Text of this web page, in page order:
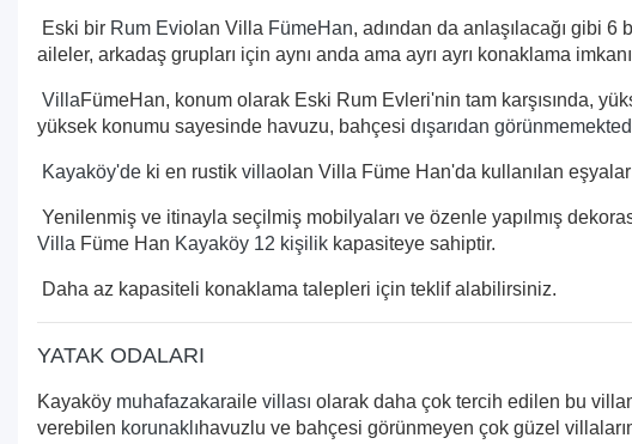
Eski bir Rum Eviolan Villa FümeHan, adından da anlaşılacağı gibi 6
aileler, arkadaş grupları için aynı anda ama ayrı ayrı konaklama
VillaFümeHan, konum olarak Eski Rum Evleri'nin tam karşısında,
yüksek konumu sayesinde havuzu, bahçesi dışarıdan
Kayaköy'de ki en rustik villaolan Villa Füme Han'da kullanılan
Yenilenmiş ve itinayla seçilmiş mobilyaları ve özenle yapılmış
Villa Füme Han Kayaköy 12 kişilik kapasiteye sahiptir.
Daha az kapasiteli konaklama talepleri için teklif alabilirsiniz.
YATAK ODALARI
Kayaköy muhafazakaraile villası olarak daha çok tercih edilen bu
verebilen korunaklıhavuzlu ve bahçesi görünmeyen çok güzel